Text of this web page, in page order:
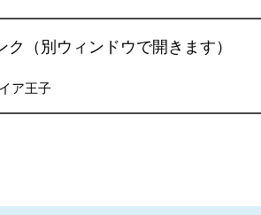
ク（別ウィンドウで開きます）
ア王子